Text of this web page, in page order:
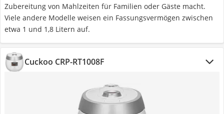
Zubereitung von Mahlzeiten für Familien oder Gäste macht.
Viele andere Modelle weisen ein Fassungsvermögen zwischen
etwa 1 und 1,8 Litern auf.
Cuckoo CRP-RT1008F